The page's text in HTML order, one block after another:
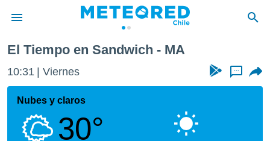
de
por
que se
El Tiempo en Sandwich - MA
10:31 Viernes ...
Nubes y claros
30°